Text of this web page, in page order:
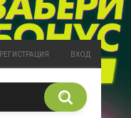
РЕГИСТРАЦИЯ ВХОД